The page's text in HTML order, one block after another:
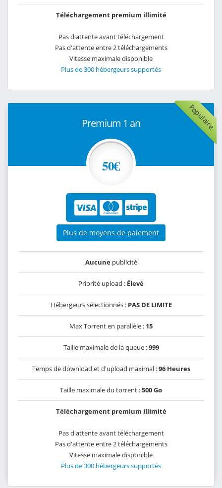
Téléchargement premium illimité
Pas d'attente avant téléchargement
Pas d'attente entre 2 téléchargements
Vitesse maximale disponible
Plus de 300 hébergeurs supportés
Populaire
Premium 1 an
50€
Plus de moyens de paiement
Aucunepublicité
Priorité upload : Élevé
Hébergeurs sélectionnés : PAS DE LIMITE
Max Torrent en parallèle : 15
Taille maximale de la queue :999
Temps de download et d'upload maximal :96 Heures
Taille maximale du torrent :500 Go
Téléchargement premium illimité
Pas d'attente avant téléchargement
Pas d'attente entre 2 téléchargements
Vitesse maximale disponible
Plus de 300 hébergeurs supportés